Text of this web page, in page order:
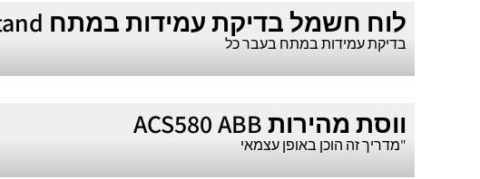
לוח חשמל בדיקת עמידות במתח Impulse withstand
בדיקת עמידות במתח בעבר כל
ווסת מהירות ACS580 ABB
"מדריך זה הוכן באופן עצמאי